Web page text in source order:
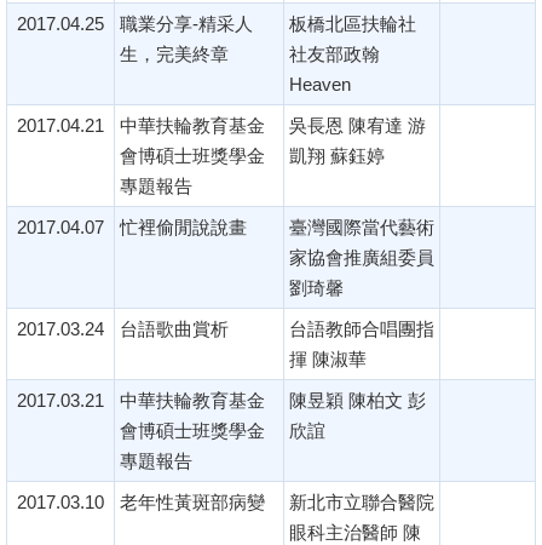
2017.04.25
職業分享-精采人
生，完美終章
板橋北區扶輪社
社友部政翰
Heaven
2017.04.21
中華扶輪教育基金
會博碩士班獎學金
專題報告
吳長恩 陳宥達 游
凱翔 蘇鈺婷
2017.04.07 忙裡偷閒說說畫
臺灣國際當代藝術
家協會推廣組委員
劉琦馨
2017.03.24
台語歌曲賞析
台語教師合唱團指
揮 陳淑華
2017.03.21
中華扶輪教育基金
會博碩士班獎學金
專題報告
陳昱穎 陳柏文 彭
欣誼
2017.03.10 老年性黃斑部病變
新北市立聯合醫院
眼科主治醫師 陳